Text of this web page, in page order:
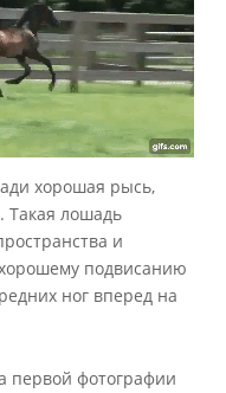
хорошая рысь,
Такая лошадь
и
подвисанию
ног вперед на
первой фотографии